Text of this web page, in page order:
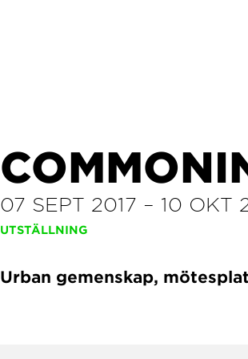
07 SEPT 2017 – 10 OKT
UTSTÄLLNING
Urban gemenskap,